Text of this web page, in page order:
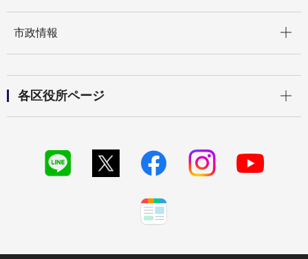
市政情報
各区役所ページ